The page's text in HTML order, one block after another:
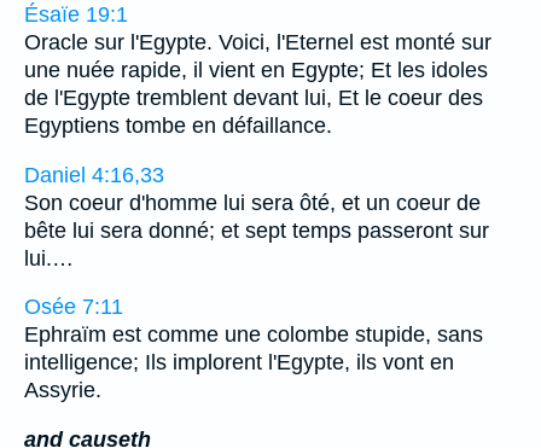
Ésaïe 19:1
Oracle sur l'Egypte. Voici, l'Eternel est monté sur
une nuée rapide, il vient en Egypte; Et les idoles
de l'Egypte tremblent devant lui, Et le coeur des
Egyptiens tombe en défaillance.
Daniel 4:16,33
Son coeur d'homme lui sera ôté, et un coeur de
bête lui sera donné; et sept temps passeront sur
lui.…
Osée 7:11
Ephraïm est comme une colombe stupide, sans
intelligence; Ils implorent l'Egypte, ils vont en
Assyrie.
and causeth